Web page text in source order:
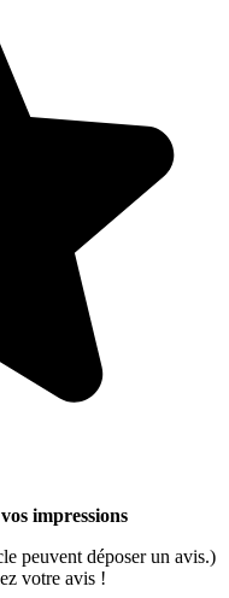
impressions
peuvent déposer un avis.)
votre avis !